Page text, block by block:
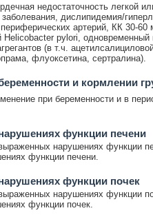
недостаточность легкой
дислипидемия/
артерий, КК 30-
Helicobacter pylori, одновременный
(в т.ч.
флуоксетина, сертралина).
и кормлении
при беременности и в
функции печени
нарушениях функции
функции печени.
функции почек
нарушениях функции
функции почек.